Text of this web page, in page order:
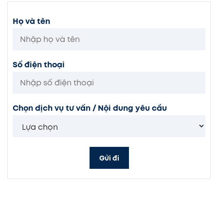
Họ và tên
Số điện thoại
Chọn dịch vụ tư vấn / Nội dung yêu cầu
Gửi đi